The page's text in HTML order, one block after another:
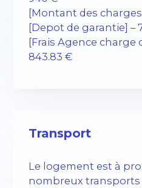
[Montant des
[Depot de garantie] –
[Frais Agence charge
843.83 €
Transport
Le logement est à
nombreux transports